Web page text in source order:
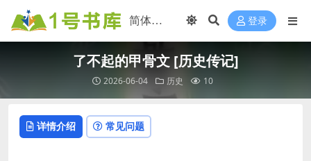
登录
了不起的甲骨文 [历史传记]
2026-06-04 历史 10
详情介绍 常见问题